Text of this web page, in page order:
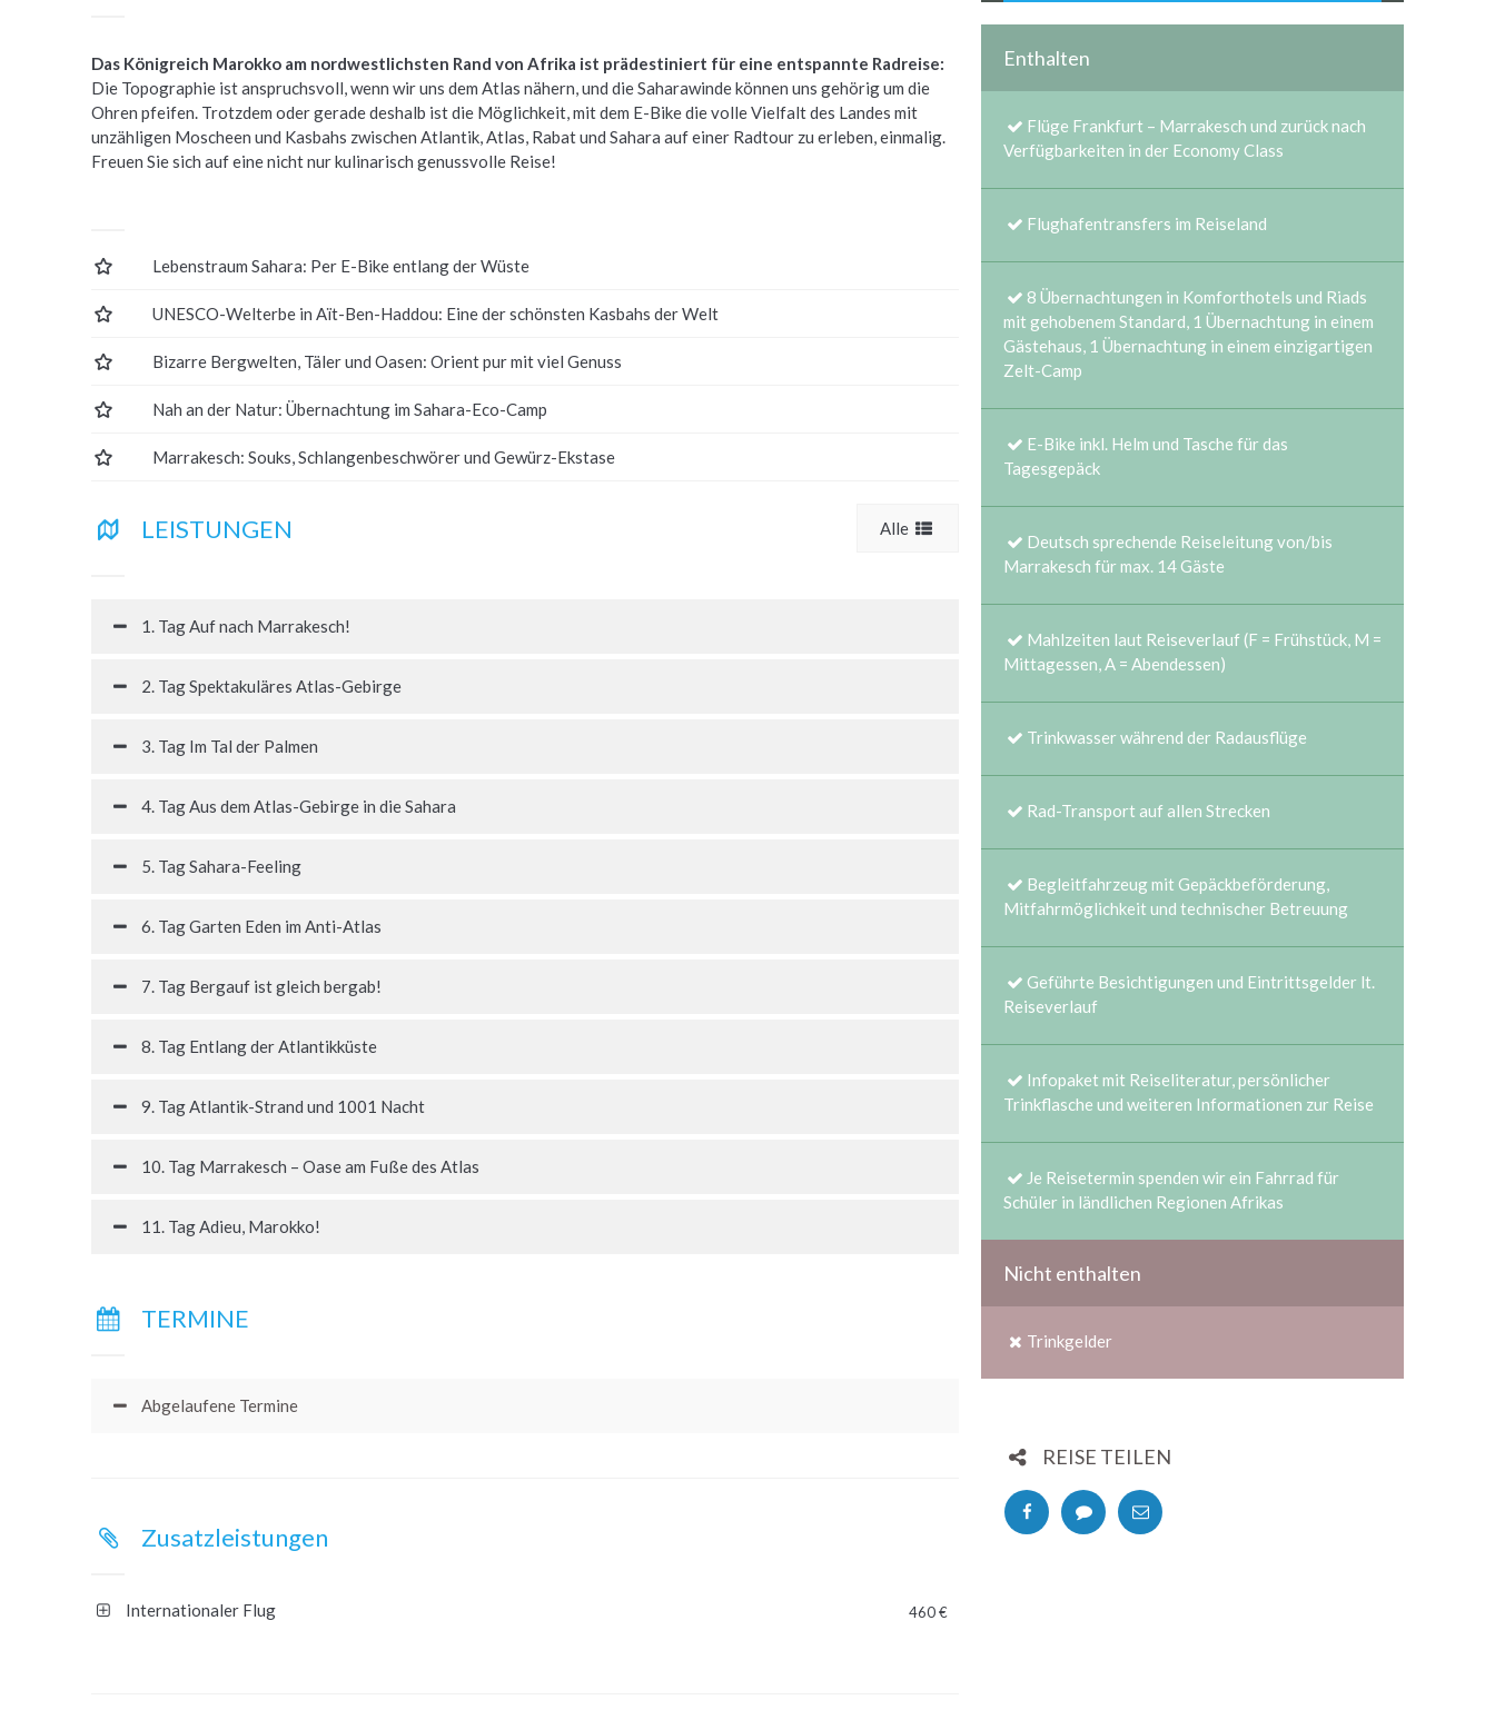
Das Königreich Marokko am nordwestlichsten Rand von Afrika ist prädestiniert für eine entspannte Radreise:
Die Topographie ist anspruchsvoll, wenn wir uns dem Atlas nähern, und die Saharawinde können uns gehörig um die
Ohren pfeifen. Trotzdem oder gerade deshalb ist die Möglichkeit, mit dem E-Bike die volle Vielfalt des Landes mit
unzähligen Moscheen und Kasbahs zwischen Atlantik, Atlas, Rabat und Sahara auf einer Radtour zu erleben, einmalig.
Freuen Sie sich auf eine nicht nur kulinarisch genussvolle Reise!
Lebenstraum Sahara: Per E-Bike entlang der Wüste
UNESCO-Welterbe in Aït-Ben-Haddou: Eine der schönsten Kasbahs der Welt
Bizarre Bergwelten, Täler und Oasen: Orient pur mit viel Genuss
Nah an der Natur: Übernachtung im Sahara-Eco-Camp
Marrakesch: Souks, Schlangenbeschwörer und Gewürz-Ekstase
LEISTUNGEN Alle
1. Tag Auf nach Marrakesch!
2. Tag Spektakuläres Atlas-Gebirge
3. Tag Im Tal der Palmen
4. Tag Aus dem Atlas-Gebirge in die Sahara
5. Tag Sahara-Feeling
6. Tag Garten Eden im Anti-Atlas
7. Tag Bergauf ist gleich bergab!
8. Tag Entlang der Atlantikküste
9. Tag Atlantik-Strand und 1001 Nacht
10. Tag Marrakesch – Oase am Fuße des Atlas
11. Tag Adieu, Marokko!
TERMINE
Abgelaufene Termine
Zusatzleistungen
Internationaler Flug 460 €
Enthalten
Flüge Frankfurt – Marrakesch und zurück nach
Verfügbarkeiten in der Economy Class
Flughafentransfers im Reiseland
8 Übernachtungen in Komforthotels und Riads
mit gehobenem Standard, 1 Übernachtung in einem
Gästehaus, 1 Übernachtung in einem einzigartigen
Zelt-Camp
E-Bike inkl. Helm und Tasche für das
Tagesgepäck
Deutsch sprechende Reiseleitung von/bis
Marrakesch für max. 14 Gäste
Mahlzeiten laut Reiseverlauf (F = Frühstück, M =
Mittagessen, A = Abendessen)
Trinkwasser während der Radausflüge
Rad-Transport auf allen Strecken
Begleitfahrzeug mit Gepäckbeförderung,
Mitfahrmöglichkeit und technischer Betreuung
Geführte Besichtigungen und Eintrittsgelder lt.
Reiseverlauf
Infopaket mit Reiseliteratur, persönlicher
Trinkflasche und weiteren Informationen zur Reise
Je Reisetermin spenden wir ein Fahrrad für
Schüler in ländlichen Regionen Afrikas
Nicht enthalten
Trinkgelder
REISE TEILEN